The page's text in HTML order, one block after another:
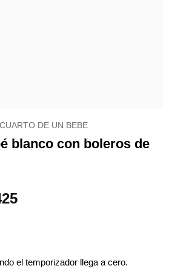
CUARTO DE UN BEBE
blanco con boleros de
El
$22.425.
el temporizador llega a cero.